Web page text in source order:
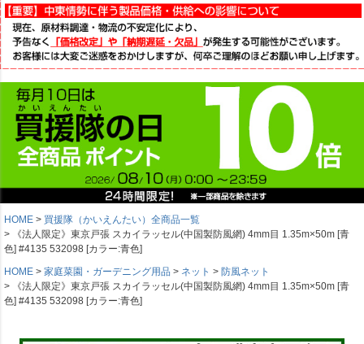
HOME
買援隊（かいえんたい）全商品一覧
《法人限定》東京戸張 スカイラッセル(中国製防風網) 4mm目 1.35m×50m [青
色] #4135 532098 [カラー:青色]
HOME
家庭菜園・ガーデニング用品 ネット
防風ネット
《法人限定》東京戸張 スカイラッセル(中国製防風網) 4mm目 1.35m×50m [青
色] #4135 532098 [カラー:青色]